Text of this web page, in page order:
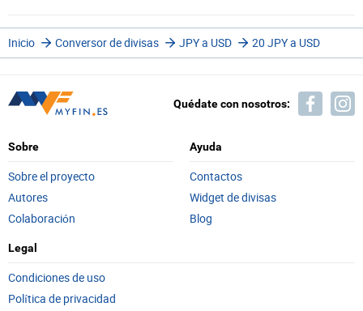
Inicio Conversor de divisas JPY a USD 20 JPY a USD
Quédate con nosotros:
Sobre
Sobre el proyecto
Autores
Colaboración
Ayuda
Contactos
Widget de divisas
Blog
Legal
Condiciones de uso
Política de privacidad